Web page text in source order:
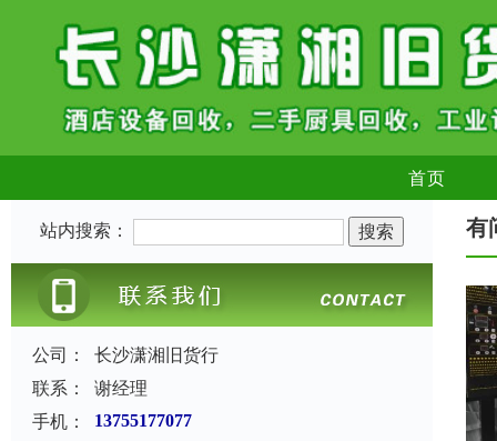
首页
站内搜索：
公司：
长沙潇湘旧货行
联系：
谢经理
手机：
13755177077
有